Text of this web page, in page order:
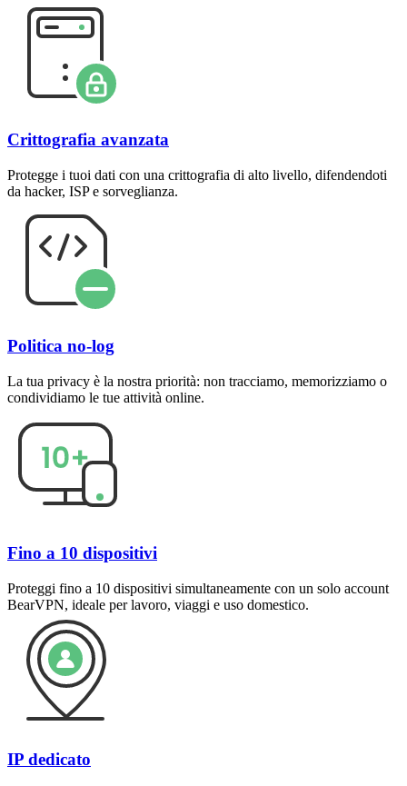
Crittografia avanzata
Protegge i tuoi dati con una crittografia di alto livello, difendendoti
da hacker, ISP e sorveglianza.
Politica no-log
La tua privacy è la nostra priorità: non tracciamo, memorizziamo o
condividiamo le tue attività online.
Fino a 10 dispositivi
Proteggi fino a 10 dispositivi simultaneamente con un solo account
BearVPN, ideale per lavoro, viaggi e uso domestico.
IP dedicato